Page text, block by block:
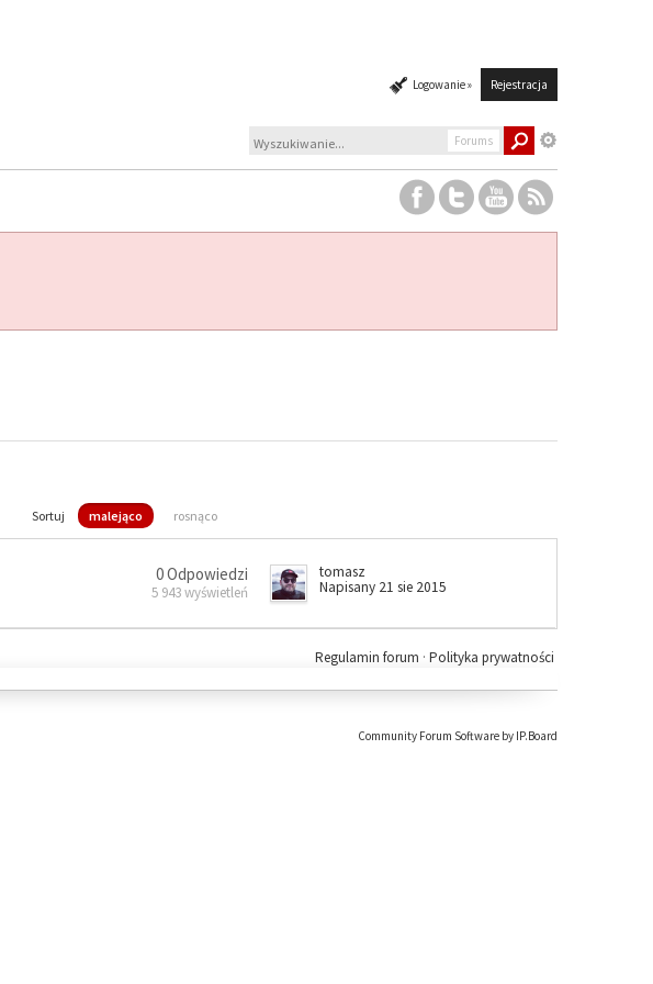
Logowanie » Rejestracja
Forums
Sortuj malejąco rosnąco
0 Odpowiedzi
5 943 wyświetleń
tomasz
Napisany 21 sie 2015
Polityka prywatności
Regulamin forum ·
Community Forum Software by IP.Board